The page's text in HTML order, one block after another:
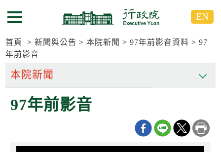
到
要
內
塊
到
要
內
塊
選單按鈕 EN
首頁 新聞與公告 本院新聞 97年前影音資料
97
年前影音
97年前影音